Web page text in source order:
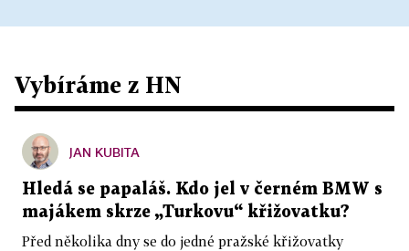
Vybíráme z HN
JAN KUBITA
Hledá se papaláš. Kdo jel v černém BMW s
majákem skrze „Turkovu“ křižovatku?
Před několika dny se do jedné pražské křižovatky